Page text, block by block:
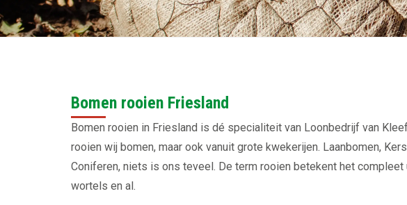
Bomen rooien Friesland
Bomen rooien in Friesland is dé specialiteit van Loonbedrijf van
rooien wij bomen, maar ook vanuit grote kwekerijen. Laanbomen,
Coniferen, niets is ons teveel. De term rooien betekent het compleet
wortels en al.